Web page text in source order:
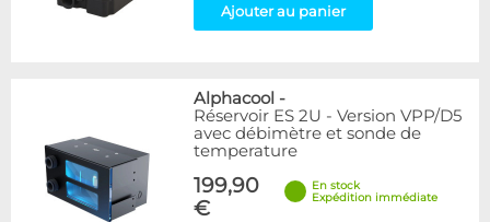
Ajouter au panier
Alphacool -
Réservoir ES 2U - Version VPP/D5
avec débimètre et sonde de
temperature
199,90
€
En stock
Expédition immédiate